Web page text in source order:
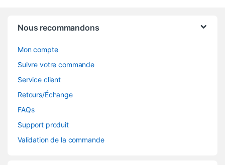
Nous recommandons
Mon compte
Suivre votre commande
Service client
Retours/Échange
FAQs
Support produit
Validation de la commande